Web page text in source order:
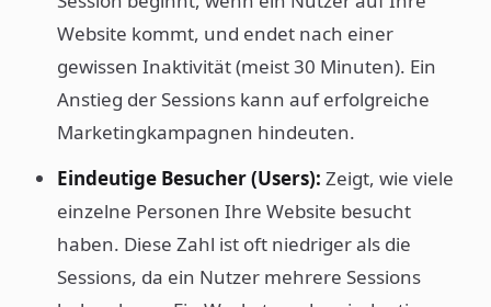
Website kommt, und endet nach einer
gewissen Inaktivität (meist 30 Minuten). Ein
Anstieg der Sessions kann auf erfolgreiche
Marketingkampagnen hindeuten.
Eindeutige Besucher (Users): Zeigt, wie viele
einzelne Personen Ihre Website besucht
haben. Diese Zahl ist oft niedriger als die
Sessions, da ein Nutzer mehrere Sessions